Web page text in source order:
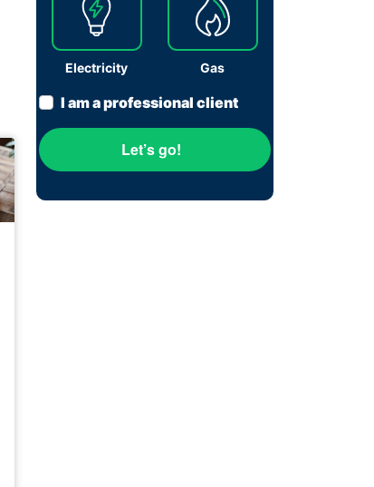
Electricity Gas
I am a professional client
Let’s go!